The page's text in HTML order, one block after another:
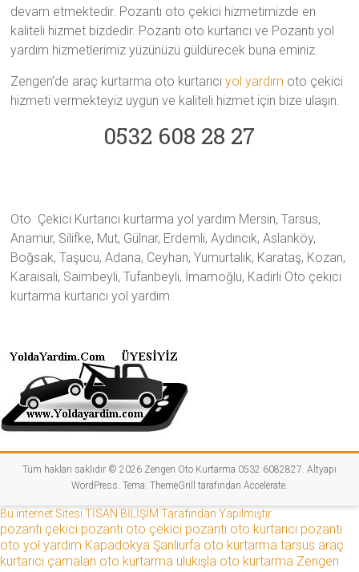
devam etmektedir. Pozantı oto çekici hizmetimizde en
kaliteli hizmet bizdedir. Pozantı oto kurtarıcı ve Pozantı yol
yardım hizmetlerimiz yüzünüzü güldürecek buna eminiz.
Zengen’de araç kurtarma oto kurtarıcıyol yardım oto çekici
hizmeti vermekteyiz uygun ve kaliteli hizmet için bize ulaşın.
0532 608 28 27
Oto Çekici Kurtarıcı kurtarma yol yardım Mersin, Tarsus,
Anamur, Silifke, Mut, Gülnar, Erdemli, Aydıncık, Aslanköy,
Boğsak, Taşucu, Adana, Ceyhan, Yumurtalık, Karataş, Kozan,
Karaisali, Saimbeyli, Tufanbeyli, İmamoğlu, Kadirli Oto çekici
kurtarma kurtarıcı yol yardım.
Tüm hakları saklıdır © 2026 Zengen Oto Kurtarma 0532 6082827. Altyapı
WordPress. Tema: ThemeGrill tarafından Accelerate.
Bu internet Sitesi TİSAN BİLİŞİM Tarafından Yapılmıştır.
pozantı çekici pozantı oto çekici pozantı oto kurtarıcı pozantı
oto yol yardım Kapadokya Şanlıurfa oto kurtarma tarsus araç
kurtarıcı çamalan oto kurtarma ulukışla oto kurtarma Zengen